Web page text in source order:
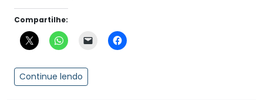
Compartilhe:
Continue lendo